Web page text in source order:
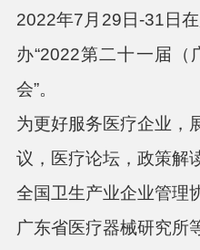
2022年7月29日-31日
办“2022第二十一届（
会”。
为更好服务医疗企业，
议，医疗论坛，政策解
全国卫生产业企业管理
广东省医疗器械研究所